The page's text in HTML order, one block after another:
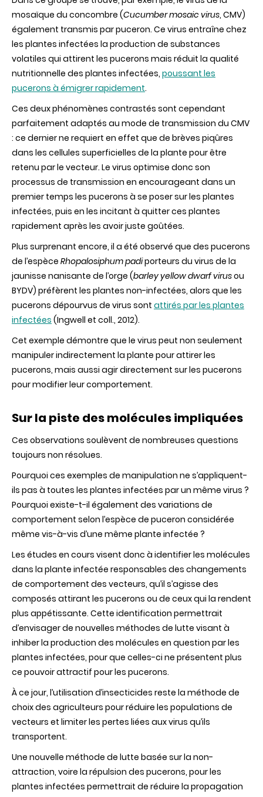
mosaïque du concombre (Cucumber mosaic virus, CMV)
également transmis par puceron. Ce virus entraîne chez
les plantes infectées la production de substances
volatiles qui attirent les pucerons mais réduit la qualité
nutritionnelle des plantes infectées, poussant les
pucerons à émigrer rapidement.
Ces deux phénomènes contrastés sont cependant
parfaitement adaptés au mode de transmission du CMV
: ce dernier ne requiert en effet que de brèves piqûres
dans les cellules superficielles de la plante pour être
retenu par le vecteur. Le virus optimise donc son
processus de transmission en encourageant dans un
premier temps les pucerons à se poser sur les plantes
infectées, puis en les incitant à quitter ces plantes
rapidement après les avoir juste goûtées.
Plus surprenant encore, il a été observé que des pucerons
de l’espèce Rhopalosiphum padiporteurs du virus de la
jaunisse nanisante de l’orge (barley yellow dwarf virusou
BYDV) préfèrent les plantes non-infectées, alors que les
pucerons dépourvus de virus sont attirés par les plantes
infectées (Ingwell et coll., 2012).
Cet exemple démontre que le virus peut non seulement
manipuler indirectement la plante pour attirer les
pucerons, mais aussi agir directement sur les pucerons
pour modifier leur comportement.
Sur la piste des molécules impliquées
Ces observations soulèvent de nombreuses questions
toujours non résolues.
Pourquoi ces exemples de manipulation ne s’appliquent-
ils pas à toutes les plantes infectées par un même virus ?
Pourquoi existe-t-il également des variations de
comportement selon l’espèce de puceron considérée
même vis-à-vis d’une même plante infectée ?
Les études en cours visent donc à identifier les molécules
dans la plante infectée responsables des changements
de comportement des vecteurs, qu’il s’agisse des
composés attirant les pucerons ou de ceux qui la rendent
plus appétissante. Cette identification permettrait
d’envisager de nouvelles méthodes de lutte visant à
inhiber la production des molécules en question par les
plantes infectées, pour que celles-ci ne présentent plus
ce pouvoir attractif pour les pucerons.
À ce jour, l’utilisation d’insecticides reste la méthode de
choix des agriculteurs pour réduire les populations de
vecteurs et limiter les pertes liées aux virus qu’ils
transportent.
Une nouvelle méthode de lutte basée sur la non-
attraction, voire la répulsion des pucerons, pour les
plantes infectées permettrait de réduire la propagation